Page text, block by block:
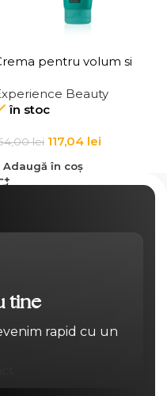
pentru volum si
20 Volumizing
Cream
Beauty
în stoc
lei 117,04 lei
Adaugă în coș
tine
rapid cu un